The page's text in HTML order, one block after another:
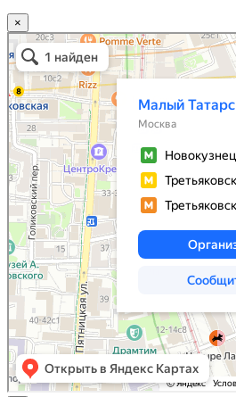
×
Москва
Малый Татарский переулок, 8 на карте Москвы,
Яндекс.Карты